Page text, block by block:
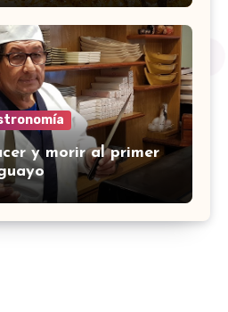
y morir al primer